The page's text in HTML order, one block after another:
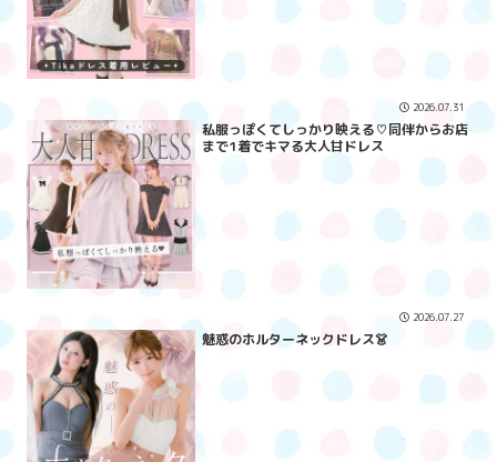
2026.07.31
私服っぽくてしっかり映える♡同伴からお店
まで1着でキマる大人甘ドレス
2026.07.27
魅惑のホルターネックドレス👗